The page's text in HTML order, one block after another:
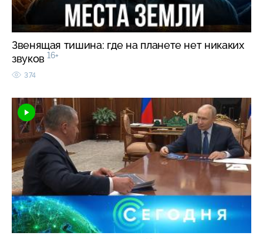
Звенящая тишина: где на планете нет никаких
звуков 16+
374